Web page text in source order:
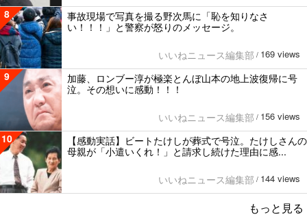
8
事故現場で写真を撮る野次馬に「恥を知りなさ
い！！！」と警察が怒りのメッセージ。
いいねニュース編集部 / 169 views
9
加藤、ロンブー淳が極楽とんぼ山本の地上波復帰に号
泣。その想いに感動！！！
いいねニュース編集部 / 156 views
10
【感動実話】ビートたけしが葬式で号泣。たけしさんの
母親が「小遣いくれ！」と請求し続けた理由に感...
いいねニュース編集部 / 144 views
もっと見る